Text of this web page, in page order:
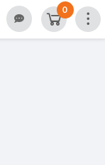
0